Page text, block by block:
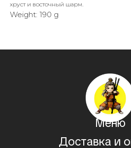
хруст и восточный шарм.
Weight: 190 g
Доставка и оплата
Контакты